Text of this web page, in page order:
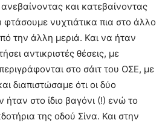
και κατεβαίνοντας
νυχτιάτικα πια στο άλλο
την άλλη μεριά. Και να ήταν
αντικριστές θέσεις, με
στο σάιτ του ΟΣΕ, με
διαπιστώσαμε ότι οι δύο
ήταν στο ίδιο βαγόνι (!) ενώ το
της οδού Σίνα. Και στην